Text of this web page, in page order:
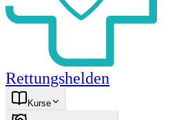
Rettungshelden
Kurse